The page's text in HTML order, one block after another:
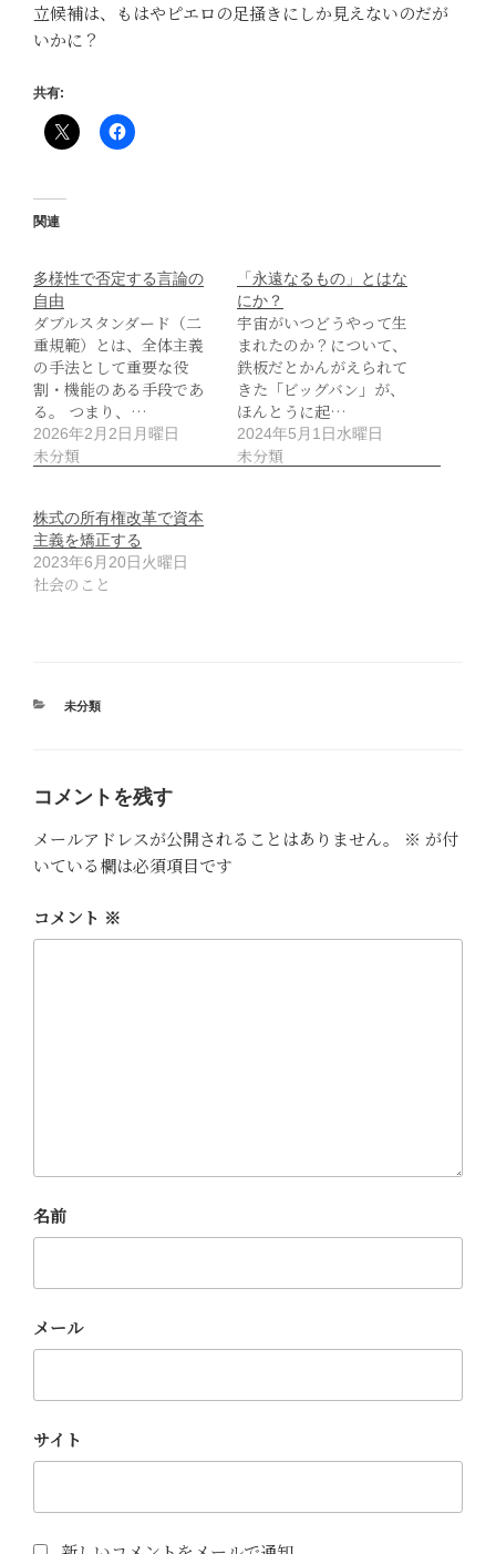
立候補は、もはやピエロの足掻きにしか見えないのだが
いかに？
共有:
関連
多様性で否定する言論の
自由
ダブルスタンダード（二
重規範）とは、全体主義
の手法として重要な役
割・機能のある手段であ
る。 つまり、…
2026年2月2日月曜日
未分類
「永遠なるもの」とはな
にか？
宇宙がいつどうやって生
まれたのか？について、
鉄板だとかんがえられて
きた「ビッグバン」が、
ほんとうに起…
2024年5月1日水曜日
未分類
株式の所有権改革で資本
主義を矯正する
2023年6月20日火曜日
社会のこと
カ
未分類
コメントを残す
メールアドレスが公開されることはありません。 ※ が付
いている欄は必須項目です
コメント ※
名前
メール
サイト